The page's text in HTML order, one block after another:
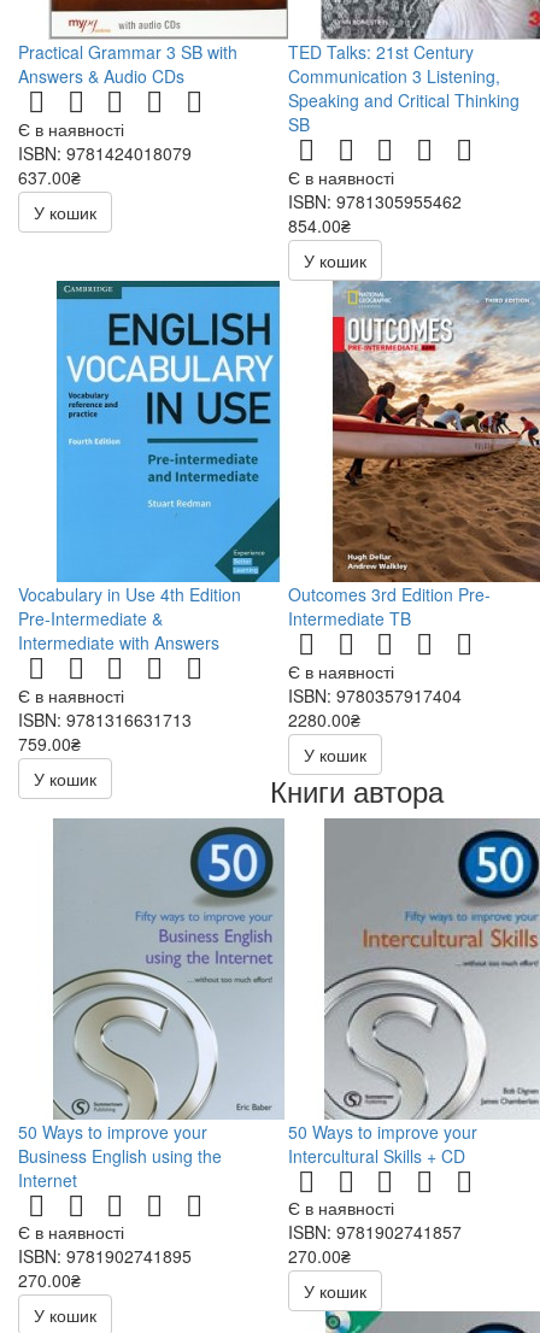
Practical Grammar 3 SB with
Answers & Audio CDs
Є в наявності
ISBN: 9781424018079
637.00₴
910.00₴
У кошик
TED Talks: 21st Century
Communication 3 Listening,
Speaking and Critical Thinking
SB
Є в наявності
ISBN: 9781305955462
854.00₴
1220.00₴
У кошик
Vocabulary in Use 4th Edition
Pre-Intermediate &
Intermediate with Answers
Є в наявності
ISBN: 9781316631713
759.00₴
У кошик
Outcomes 3rd Edition Pre-
Intermediate TB
Є в наявності
ISBN: 9780357917404
2280.00₴
У кошик
Книги автора
50 Ways to improve your
Business English using the
Internet
Є в наявності
ISBN: 9781902741895
270.00₴
540.00₴
У кошик
50 Ways to improve your
Intercultural Skills + CD
Є в наявності
ISBN: 9781902741857
270.00₴
540.00₴
У кошик